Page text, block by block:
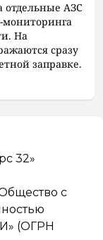
отдельные АЗС
мониторинга
На
сразу
заправке.
32»
с
(ОГРН